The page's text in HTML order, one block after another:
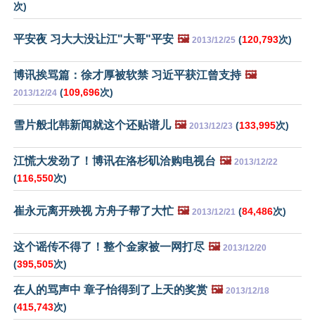
次)
平安夜 习大大没让江"大哥"平安 🖼️ 2013/12/25 (120,793次)
博讯挨骂篇：徐才厚被软禁 习近平获江曾支持 🖼️
2013/12/24 (109,696次)
雪片般北韩新闻就这个还贴谱儿 🖼️ 2013/12/23 (133,995次)
江慌大发劲了！博讯在洛杉矶洽购电视台 🖼️ 2013/12/22
(116,550次)
崔永元离开殃视 方舟子帮了大忙 🖼️ 2013/12/21 (84,486次)
这个谣传不得了！整个金家被一网打尽 🖼️ 2013/12/20
(395,505次)
在人的骂声中 章子怡得到了上天的奖赏 🖼️ 2013/12/18
(415,743次)